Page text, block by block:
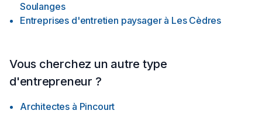
Soulanges
Entreprises d'entretien paysager à Les Cèdres
Vous cherchez un autre type
d'entrepreneur ?
Architectes à Pincourt